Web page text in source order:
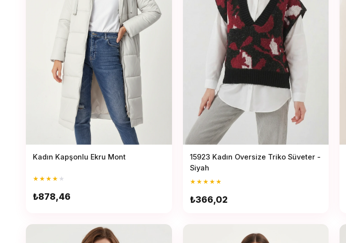
Kadın Kapşonlu Ekru Mont
★★★★ ★
₺878,46
15923 Kadın Oversize Triko Süveter -
Siyah
★★★★★
₺366,02